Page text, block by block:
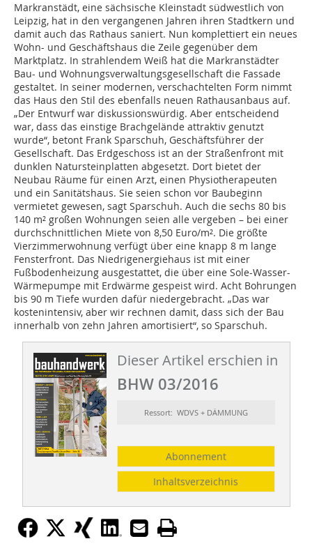
Markranstädt, eine sächsische Kleinstadt südwestlich von
Leipzig, hat in den vergangenen Jahren ihren Stadtkern und
damit auch das Rathaus saniert. Nun komplettiert ein neues
Wohn- und Geschäftshaus die Zeile gegenüber dem
Marktplatz. In strahlendem Weiß hat die Markranstädter
Bau- und Wohnungsverwaltungsgesellschaft die Fassade
gestaltet. In seiner modernen, verschachtelten Form nimmt
das Haus den Stil des ebenfalls neuen Rathausanbaus auf.
„Der Entwurf war diskussionswürdig. Aber entscheidend
war, dass das einstige Brachgelände attraktiv genutzt
wurde“, betont Frank Sparschuh, Geschäftsführer der
Gesellschaft. Das Erdgeschoss ist an der Straßenfront mit
dunklen Natursteinplatten abgesetzt. Dort bietet der
Neubau Räume für einen Arzt, einen Physiotherapeuten
und ein Sanitätshaus. Sie seien schon vor Baubeginn
vermietet gewesen, sagt Sparschuh. Auch die sechs 80 bis
140 m² großen Wohnungen seien alle vergeben – bei einer
durchschnittlichen Miete von 8,50 Euro/m². Die größte
Vierzimmerwohnung verfügt über eine knapp 8 m lange
Fensterfront. Das Niedrigenergiehaus ist mit einer
Fußbodenheizung ausgestattet, die über eine Sole-Wasser-
Wärmepumpe mit Erdwärme gespeist wird. Acht Bohrungen
bis 90 m Tiefe wurden dafür niedergebracht. „Das war
kostenintensiv, aber wir rechnen damit, dass sich der Bau
innerhalb von zehn Jahren amortisiert“, so Sparschuh.
Dieser Artikel erschien in
BHW 03/2016
Ressort: WDVS + DÄMMUNG
Abonnement
Inhaltsverzeichnis